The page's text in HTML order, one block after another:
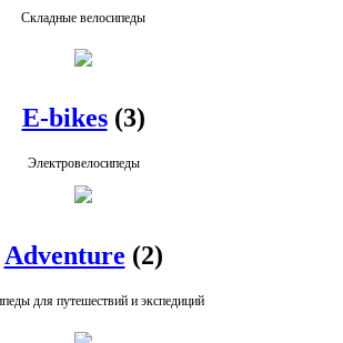
Складные велосипеды
E-bikes (3)
Электровелосипеды
Adventure (2)
для путешествий и экспедиций